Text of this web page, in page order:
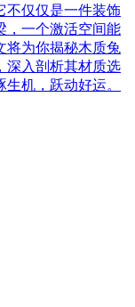
不仅仅是一件装饰
，一个激活空间能
将为你揭秘木质兔
深入剖析其材质选
机，跃动好运。